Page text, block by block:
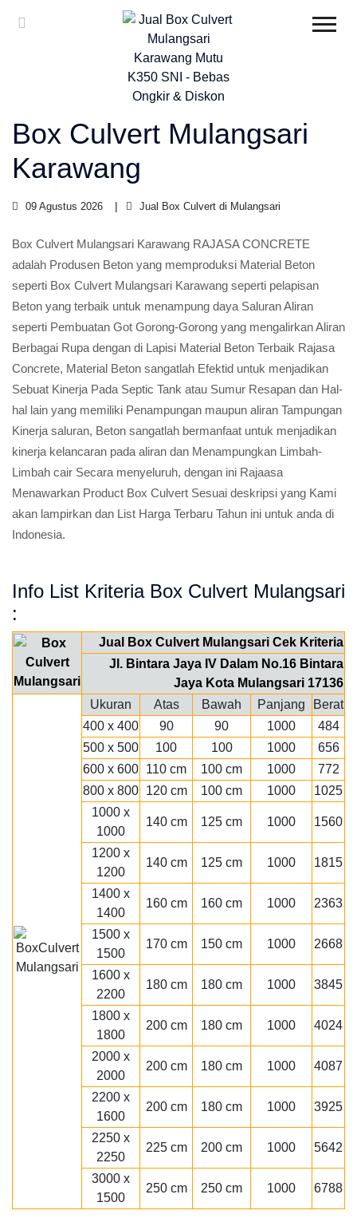
Box Culvert Mulangsari
Karawang
09 Agustus 2026 Jual Box Culvert di Mulangsari
Box Culvert Mulangsari Karawang RAJASA CONCRETE
adalah Produsen Beton yang memproduksi Material Beton
seperti Box Culvert Mulangsari Karawang seperti pelapisan
Beton yang terbaik untuk menampung daya Saluran Aliran
seperti Pembuatan Got Gorong-Gorong yang mengalirkan Aliran
Berbagai Rupa dengan di Lapisi Material Beton Terbaik Rajasa
Concrete, Material Beton sangatlah Efektid untuk menjadikan
Sebuat Kinerja Pada Septic Tank atau Sumur Resapan dan Hal-
hal lain yang memiliki Penampungan maupun aliran Tampungan
Kinerja saluran, Beton sangatlah bermanfaat untuk menjadikan
kinerja kelancaran pada aliran dan Menampungkan Limbah-
Limbah cair Secara menyeluruh, dengan ini Rajaasa
Menawarkan Product Box Culvert Sesuai deskripsi yang Kami
akan lampirkan dan List Harga Terbaru Tahun ini untuk anda di
Indonesia.
Info List Kriteria Box Culvert Mulangsari
:
Jual Box Culvert Mulangsari Cek Kriteria
Jl. Bintara Jaya IV Dalam No.16 Bintara
Jaya Kota Mulangsari 17136
Ukuran
Atas Bawah Panjang
Berat
400 x 400
90 90 1000
484
500 x 500
100 100 1000
656
600 x 600 110 cm 100 cm 1000
772
800 x 800 120 cm 100 cm 1000
1025
1000 x
1000
140 cm 125 cm 1000 1560
1200 x
1200
140 cm 125 cm 1000 1815
1400 x
1400
160 cm 160 cm 1000 2363
1500 x
1500
170 cm 150 cm 1000 2668
1600 x
2200
180 cm 180 cm 1000 3845
1800 x
1800
200 cm 180 cm 1000 4024
2000 x
2000
200 cm 180 cm 1000 4087
2200 x
1600
200 cm 180 cm 1000 3925
2250 x
2250
225 cm 200 cm 1000 5642
3000 x
1500
250 cm 250 cm 1000 6788